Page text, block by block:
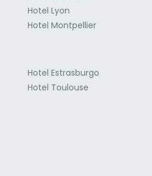
Hotel Lyon
Hotel Montpellier
Hotel Estrasburgo
Hotel Toulouse